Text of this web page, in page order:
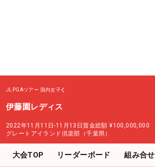
JLPGAツアー 国内女子
伊藤園レディス
2022年11月11日-11月13日賞金総額 ¥100,000,000
グレートアイランド倶楽部（千葉県）
大会TOP リーダーボード 組み合せ